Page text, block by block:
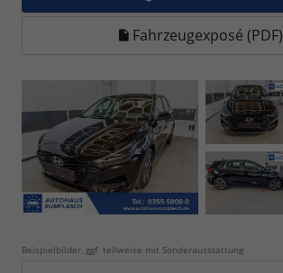
Fahrzeugexposé (PDF)
Beispielbilder, ggf. teilweise mit Sonderausstattung